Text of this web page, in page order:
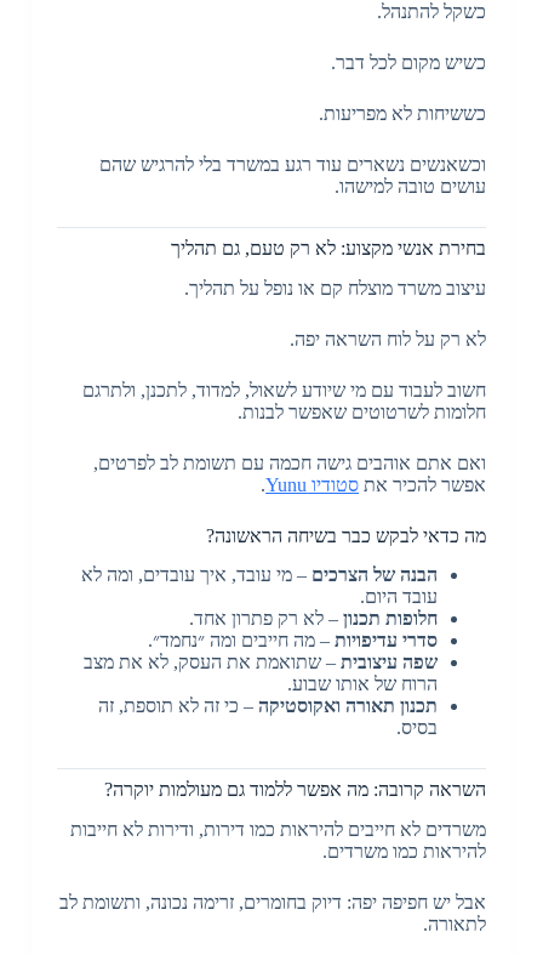
כשקל להתנהל.
כשיש מקום לכל דבר.
כששיחות לא מפריעות.
וכשאנשים נשארים עוד רגע במשרד בלי להרגיש שהם
עושים טובה למישהו.
בחירת אנשי מקצוע: לא רק טעם, גם תהליך
עיצוב משרד מוצלח קם או נופל על תהליך.
לא רק על לוח השראה יפה.
חשוב לעבוד עם מי שיודע לשאול, למדוד, לתכנן, ולתרגם
חלומות לשרטוטים שאפשר לבנות.
ואם אתם אוהבים גישה חכמה עם תשומת לב לפרטים,
אפשר להכיר את סטודיו Yunu .
מה כדאי לבקש כבר בשיחה הראשונה?
הבנה של הצרכים – מי עובד, איך עובדים, ומה לא
עובד היום.
חלופות תכנון– לא רק פתרון אחד.
סדרי עדיפויות– מה חייבים ומה ״נחמד״.
שפה עיצובית– שתואמת את העסק, לא את מצב
הרוח של אותו שבוע.
תכנון תאורה ואקוסטיקה– כי זה לא תוספת, זה
בסיס.
השראה קרובה: מה אפשר ללמוד גם מעולמות יוקרה?
משרדים לא חייבים להיראות כמו דירות, ודירות לא חייבות
להיראות כמו משרדים.
אבל יש חפיפה יפה: דיוק בחומרים, זרימה נכונה, ותשומת לב
לתאורה.